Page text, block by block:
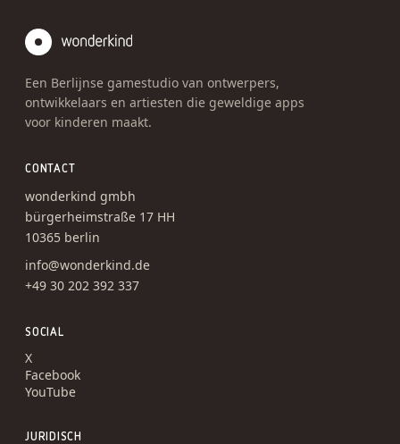
Een Berlijnse gamestudio van ontwerpers,
ontwikkelaars en artiesten die geweldige apps
voor kinderen maakt.
CONTACT
wonderkind gmbh
bürgerheimstraße 17 HH
10365 berlin
info@wonderkind.de
+49 30 202 392 337
SOCIAL
X
Facebook
YouTube
JURIDISCH